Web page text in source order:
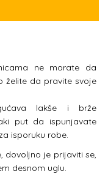
ne morate da
želite da pravite svoje
lakše i brže
put da ispunjavate
isporuku robe.
dovoljno je prijaviti se,
desnom uglu.